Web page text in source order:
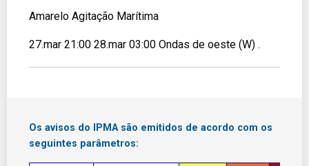
Amarelo Agitação Marítima
27.mar 21:00 28.mar 03:00 Ondas de oeste (W) .
Os avisos do IPMA são emitidos de acordo com os
seguintes parâmetros: